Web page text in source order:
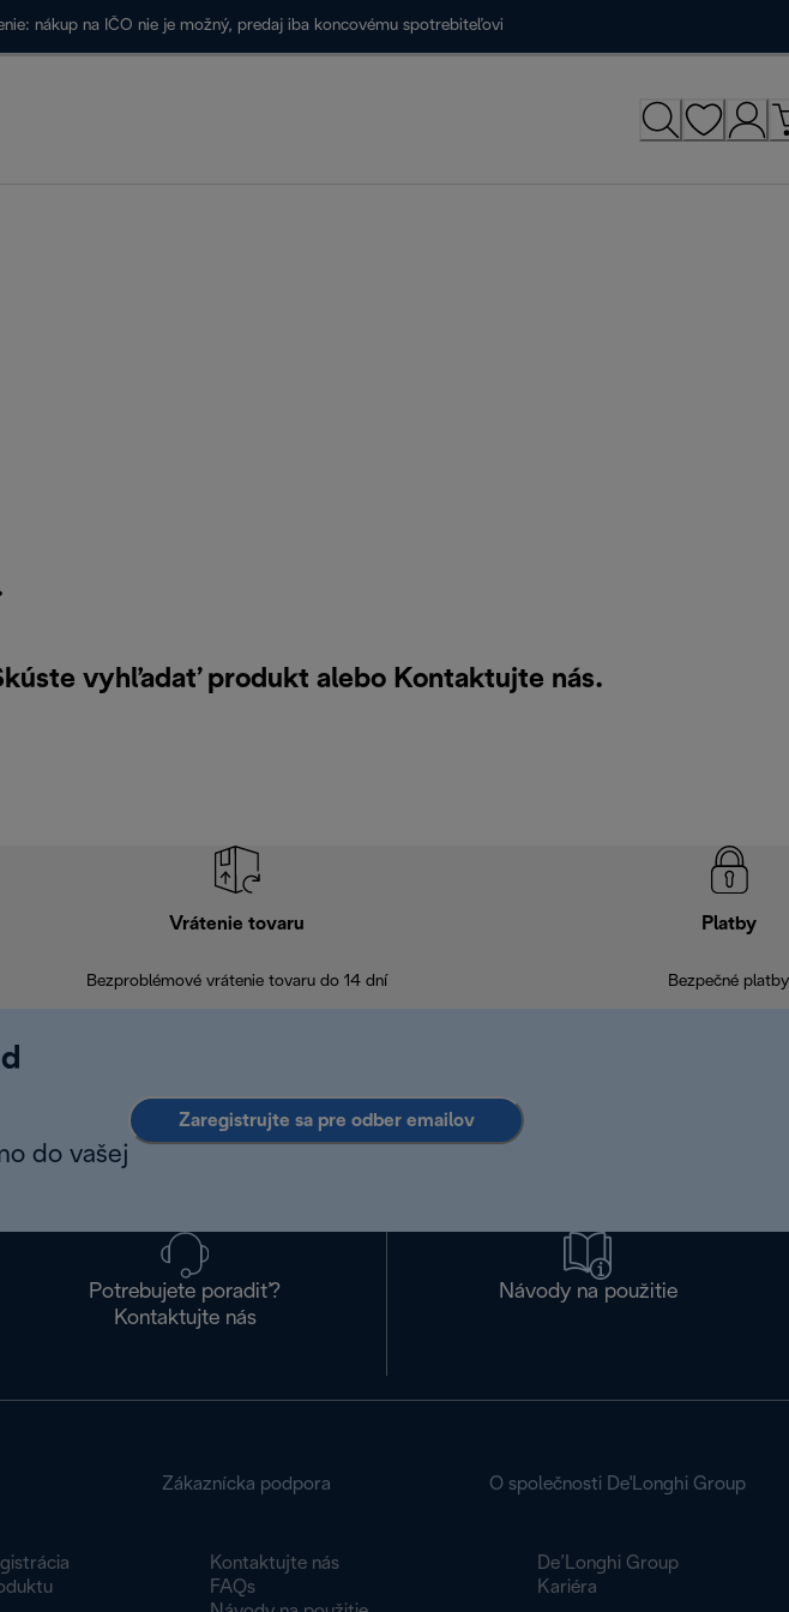
nákup na IČO nie je možný, predaj iba koncovému spotrebiteľovi
vyhľadať produkt alebo Kontaktujte nás.
Vrátenie tovaru
Bezproblémové vrátenie tovaru do 14 dní
Platby
Bezpečné platby
do vašej
Zaregistrujte sa pre odber emailov
Potrebujete poradiť?
Kontaktujte nás
Návody na použitie
Zákaznícka podpora
Kontaktujte nás
FAQs
O společnosti De'Longhi Group
De’Longhi Group
Kariéra